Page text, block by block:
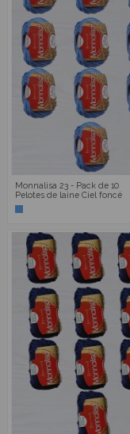
Monnalisa 23 - Pack de 10
Pelotes de laine Ciel foncé